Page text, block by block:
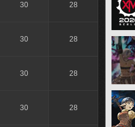
30 28
30 28
30 28
30 28